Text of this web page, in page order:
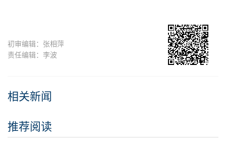
初审编辑：张相萍
责任编辑：李波
相关新闻
推荐阅读